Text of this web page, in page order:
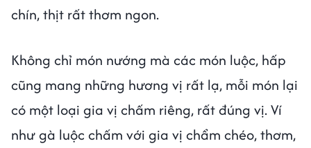
chín, thịt rất thơm ngon.
Không chỉ món nướng mà các món luộc, hấp
cũng mang những hương vị rất lạ, mỗi món lại
có một loại gia vị chấm riêng, rất đúng vị. Ví
như gà luộc chấm với gia vị chẩm chéo, thơm,